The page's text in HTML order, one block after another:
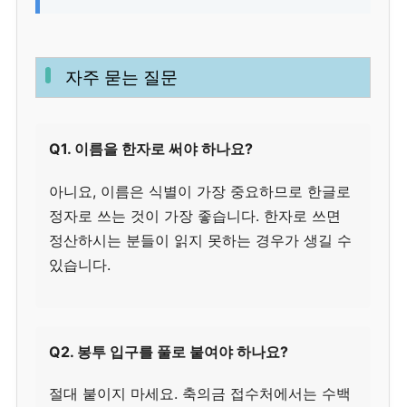
자주 묻는 질문
Q1. 이름을 한자로 써야 하나요?
아니요, 이름은 식별이 가장 중요하므로 한글로
정자로 쓰는 것이 가장 좋습니다. 한자로 쓰면
정산하시는 분들이 읽지 못하는 경우가 생길 수
있습니다.
Q2. 봉투 입구를 풀로 붙여야 하나요?
절대 붙이지 마세요. 축의금 접수처에서는 수백